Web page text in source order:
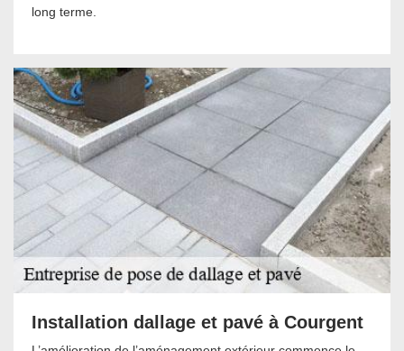
long terme.
Installation dallage et pavé à Courgent